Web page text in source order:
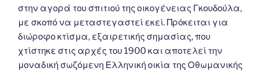
στην αγορά του σπιτιού της οικογένειας Γκουδούλα,
με σκοπό να μεταστεγαστεί εκεί. Πρόκειται για
διώροφο κτίσμα, εξαιρετικής σημασίας, που
χτίστηκε στις αρχές του 1900 και αποτελεί την
μοναδική σωζόμενη Ελληνική οικία της Οθωμανικής